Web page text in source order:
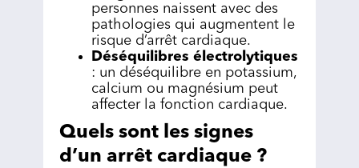
personnes naissent avec des
pathologies qui augmentent le
risque d’arrêt cardiaque.
Déséquilibres électrolytiques
: un déséquilibre en potassium,
calcium ou magnésium peut
affecter la fonction cardiaque.
Quels sont les signes
d’un arrêt cardiaque ?